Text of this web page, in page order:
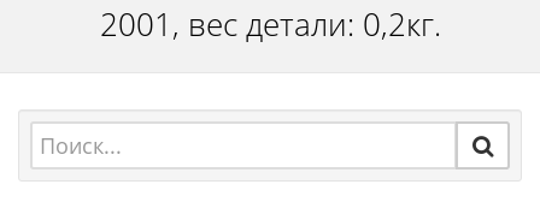
2001, вес детали: 0,2кг.